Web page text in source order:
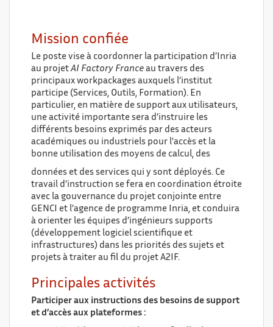
Mission confiée
Le poste vise à coordonner la participation d’Inria
au projetAI Factory France au travers des
principaux workpackages auxquels l’institut
participe (Services, Outils, Formation). En
particulier, en matière de support aux utilisateurs,
une activité importante sera d’instruire les
différents besoins exprimés par des acteurs
académiques ou industriels pour l'accès et la
bonne utilisation des moyens de calcul, des
données et des services qui y sont déployés. Ce
travail d’instruction se fera en coordination étroite
avec la gouvernance du projet conjointe entre
GENCI et l’agence de programme Inria, et conduira
à orienter les équipes d’ingénieurs supports
(développement logiciel scientifique et
infrastructures) dans les priorités des sujets et
projets à traiter au fil du projet A2IF.
Principales activités
Participer aux instructions des besoins de support
et d’accès aux plateformes :